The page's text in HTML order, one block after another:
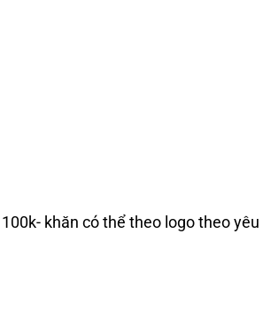
khăn có thể theo logo theo yêu